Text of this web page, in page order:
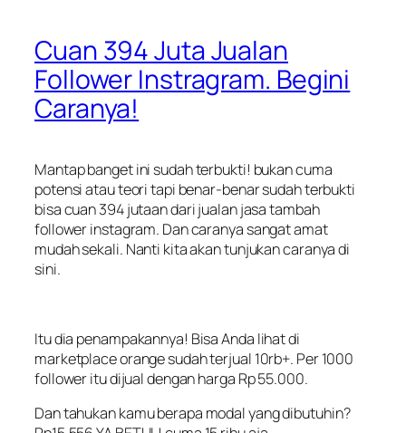
Cuan 394 Juta Jualan
Follower Instragram. Begini
Caranya!
Mantap banget ini sudah terbukti! bukan cuma
potensi atau teori tapi benar-benar sudah terbukti
bisa cuan 394 jutaan dari jualan jasa tambah
follower instagram. Dan caranya sangat amat
mudah sekali. Nanti kita akan tunjukan caranya di
sini.
Itu dia penampakannya! Bisa Anda lihat di
marketplace orange sudah terjual 10rb+. Per 1000
follower itu dijual dengan harga Rp 55.000.
Dan tahukan kamu berapa modal yang dibutuhin?